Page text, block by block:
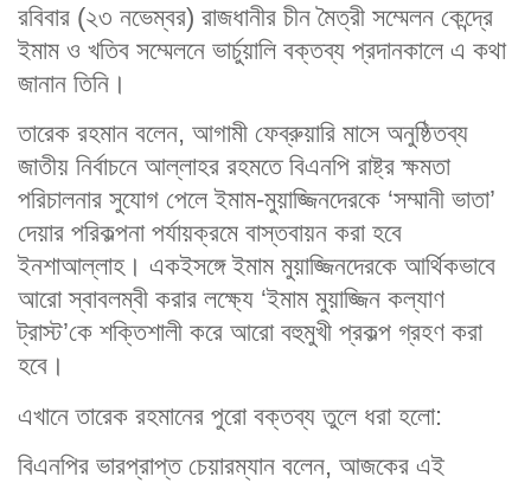
রবিবার (২৩ নভেম্বর) রাজধানীর চীন মৈত্রী সম্মেলন কেন্দ্রে
ইমাম ও খতিব সম্মেলনে ভার্চুয়ালি বক্তব্য প্রদানকালে এ কথা
জানান তিনি।
তারেক রহমান বলেন, আগামী ফেব্রুয়ারি মাসে অনুষ্ঠিতব্য
জাতীয় নির্বাচনে আল্লাহর রহমতে বিএনপি রাষ্ট্র ক্ষমতা
পরিচালনার সুযোগ পেলে ইমাম-মুয়াজ্জিনদেরকে ‘সম্মানী ভাতা’
দেয়ার পরিকল্পনা পর্যায়ক্রমে বাস্তবায়ন করা হবে
ইনশাআল্লাহ। একইসঙ্গে ইমাম মুয়াজ্জিনদেরকে আর্থিকভাবে
আরো স্বাবলম্বী করার লক্ষ্যে ‘ইমাম মুয়াজ্জিন কল্যাণ
ট্রাস্ট’কে শক্তিশালী করে আরো বহুমুখী প্রকল্প গ্রহণ করা
হবে।
এখানে তারেক রহমানের পুরো বক্তব্য তুলে ধরা হলো:
বিএনপির ভারপ্রাপ্ত চেয়ারম্যান বলেন, আজকের এই